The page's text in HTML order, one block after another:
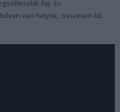
faj- és
van helyük, összesen kb.